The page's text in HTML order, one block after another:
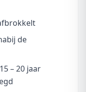
de
– 20 jaar